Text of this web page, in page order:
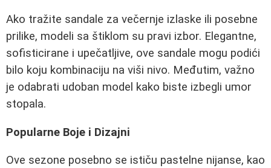
Ako tražite sandale za večernje izlaske ili posebne
prilike, modeli sa štiklom su pravi izbor. Elegantne,
sofisticirane i upečatljive, ove sandale mogu podići
bilo koju kombinaciju na viši nivo. Međutim, važno
je odabrati udoban model kako biste izbegli umor
stopala.
Popularne Boje i Dizajni
Ove sezone posebno se ističu pastelne nijanse, kao